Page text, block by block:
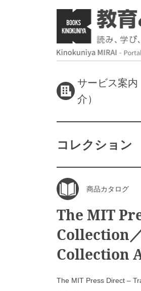
サービス案内
介）
コレクション
商品カタログ
The MIT
Collection
Collection
The MIT Press Direct –